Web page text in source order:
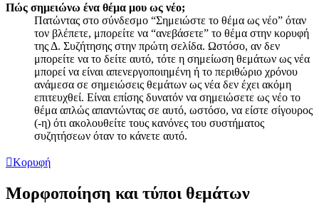
Πώς σημειώνω ένα θέμα μου ως νέο;
Πατώντας στο σύνδεσμο “Σημειώστε το θέμα ως νέο” όταν
τον βλέπετε, μπορείτε να “ανεβάσετε” το θέμα στην κορυφή
της Δ. Συζήτησης στην πρώτη σελίδα. Ωστόσο, αν δεν
μπορείτε να το δείτε αυτό, τότε η σημείωση θεμάτων ως νέα
μπορεί να είναι απενεργοποιημένη ή το περιθώριο χρόνου
ανάμεσα σε σημειώσεις θεμάτων ως νέα δεν έχει ακόμη
επιτευχθεί. Είναι επίσης δυνατόν να σημειώσετε ως νέο το
θέμα απλώς απαντώντας σε αυτό, ωστόσο, να είστε σίγουρος
(-η) ότι ακολουθείτε τους κανόνες του συστήματος
συζητήσεων όταν το κάνετε αυτό.
Κορυφή
Μορφοποίηση και τύποι θεμάτων